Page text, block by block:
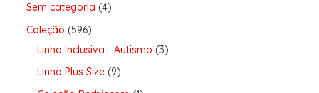
Sem categoria 4
Coleção 596
Linha Inclusiva - Autismo 3
Linha Plus Size 9